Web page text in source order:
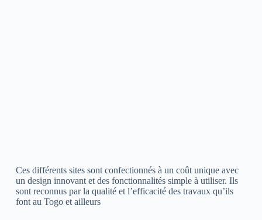
Ces différents sites sont confectionnés à un coût unique avec
un design innovant et des fonctionnalités simple à utiliser. Ils
sont reconnus par la qualité et l’efficacité des travaux qu’ils
font au Togo et ailleurs